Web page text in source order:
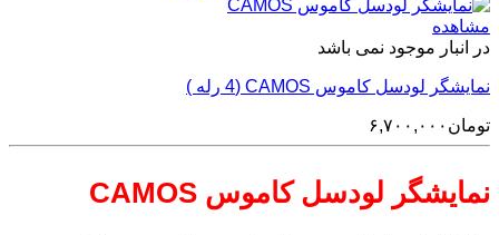
مشاهده
در انبار موجود نمی باشد
نمایشگر لودسل کاموس CAMOS (4 رله )
تومان ۶,۷۰۰,۰۰۰
نمایشگر لودسل کاموس CAMOS